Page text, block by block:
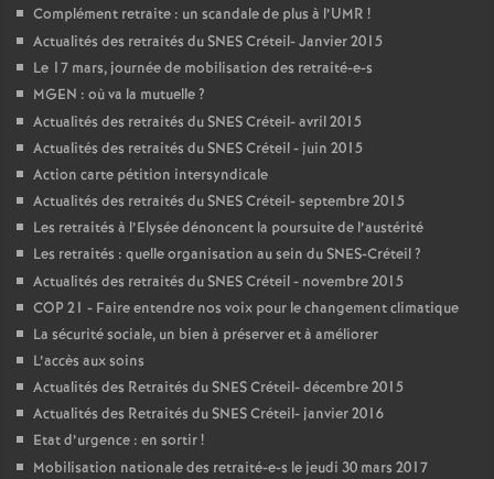
Complément retraite : un scandale de plus à l’UMR !
Actualités des retraités duSNESCréteil- Janvier 2015
Le 17 mars, journée de mobilisation des retraité-e-s
MGEN : où va la mutuelle?
Actualités des retraités duSNESCréteil- avril 2015
Actualités des retraités duSNESCréteil - juin 2015
Action carte pétition intersyndicale
Actualités des retraités duSNESCréteil- septembre 2015
Les retraités à l’Elysée dénoncent la poursuite de l’austérité
Les retraités : quelle organisation au sein duSNES-Créteil?
Actualités des retraités duSNESCréteil - novembre 2015
COP21 - Faire entendre nos voix pour le changement climatique
La sécurité sociale, un bien à préserver et à améliorer
L’accès aux soins
Actualités des Retraités duSNESCréteil- décembre 2015
Actualités des Retraités duSNESCréteil- janvier 2016
Etat d’urgence : en sortir!
Mobilisation nationale des retraité-e-s le jeudi 30 mars 2017